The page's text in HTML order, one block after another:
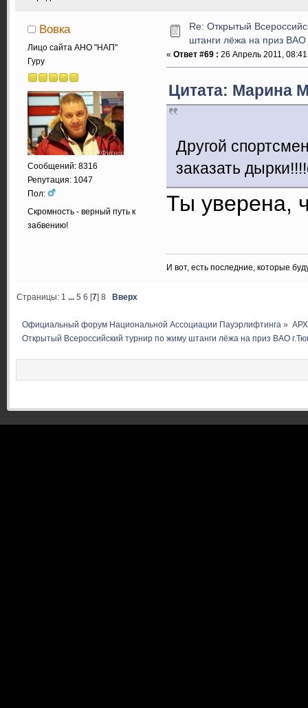
Вовка
Лицо сайта АНО "НАП"
Гуру
Сообщений: 8316
Репутация: 1047
Пол:
Скромность - верный путь к
забвению!
Re: Открытый
штанги лёжа на приз ВАО
« Ответ #69 : 26 Апрель 2011,
Цитата: Марина
Другой
заказать
Ты уверена,
И вот, есть последние, которые
Страницы: 1 ...5 6 [7]8 Вверх
Официальный форум Национальной Ассоциации Пауэрлифтинга »
Открытый Всероссийский турнир по жиму штанги лёжа на приз ВАО